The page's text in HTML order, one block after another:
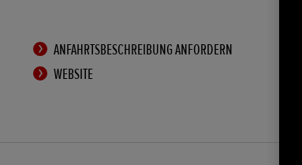
ANFAHRTSBESCHREIBUNG ANFORDERN
WEBSITE